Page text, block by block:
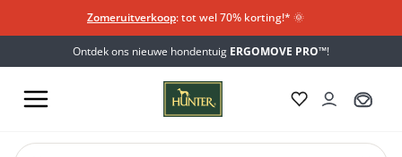
Zomeruitverkoop: tot wel 70% korting!*​ 🌞
Ontdek ons nieuwe hondentuig ERGOMOVE PRO™!